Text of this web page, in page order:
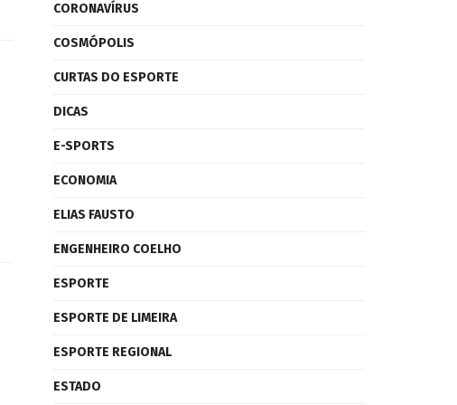
CORONAVÍRUS
COSMÓPOLIS
CURTAS DO ESPORTE
DICAS
E-SPORTS
ECONOMIA
ELIAS FAUSTO
ENGENHEIRO COELHO
ESPORTE
ESPORTE DE LIMEIRA
ESPORTE REGIONAL
ESTADO